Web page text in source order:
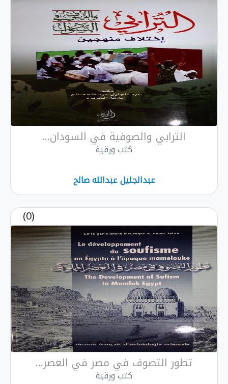
الترابي والصوفية في السودان...
كتب ورقية
عبدالجليل عبدالله صالح
(0)
تطور التصوف في مصر في العصر...
كتب ورقية